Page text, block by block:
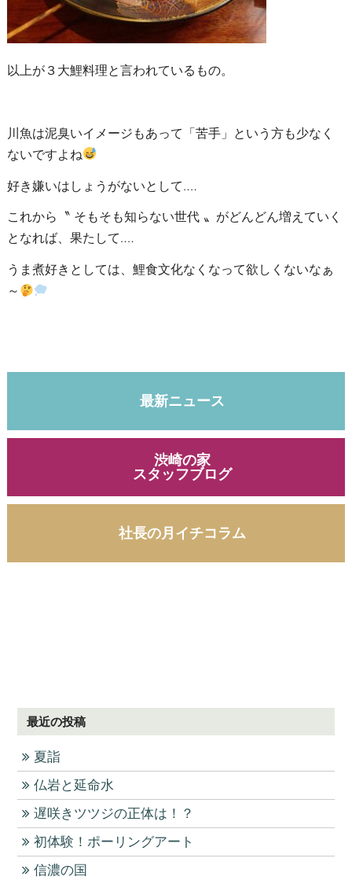
以上が３大鯉料理と言われているもの。
川魚は泥臭いイメージもあって「苦手」という方も少なく
ないですよね
好き嫌いはしょうがないとして‥‥
これから〝 そもそも知らない世代 〟がどんどん増えていく
となれば、果たして‥‥
うま煮好きとしては、鯉食文化なくなって欲しくないなぁ
～
最新ニュース
渋崎の家
スタッフブログ
社長の月イチコラム
最近の投稿
夏詣
仏岩と延命水
遅咲きツツジの正体は！？
初体験！ポーリングアート
信濃の国